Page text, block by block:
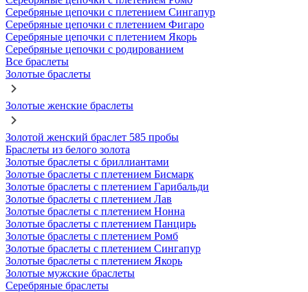
Серебряные цепочки с плетением Сингапур
Серебряные цепочки с плетением Фигаро
Серебряные цепочки с плетением Якорь
Серебряные цепочки с родированием
Все браслеты
Золотые браслеты
Золотые женские браслеты
Золотой женский браслет 585 пробы
Браслеты из белого золота
Золотые браслеты с бриллиантами
Золотые браслеты с плетением Бисмарк
Золотые браслеты с плетением Гарибальди
Золотые браслеты с плетением Лав
Золотые браслеты с плетением Нонна
Золотые браслеты с плетением Панцирь
Золотые браслеты с плетением Ромб
Золотые браслеты с плетением Сингапур
Золотые браслеты с плетением Якорь
Золотые мужские браслеты
Серебряные браслеты